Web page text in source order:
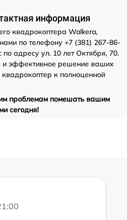
информация
квадрокоптера Walkera,
по телефону +7 (381) 267-86-
адресу ул. 10 лет Октября, 70.
эффективное решение ваших
к полноценной
проблемам помешать вашим
сегодня!